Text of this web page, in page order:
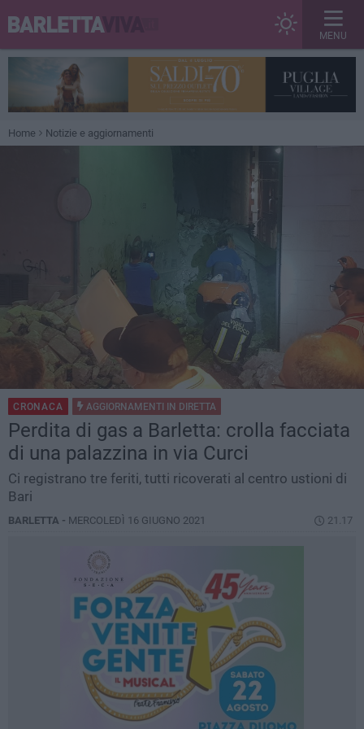
MENU
Home Notizie e aggiornamenti
CRONACA AGGIORNAMENTI IN DIRETTA
Perdita di gas a Barletta: crolla facciata
di una palazzina in via Curci
Ci registrano tre feriti, tutti ricoverati al centro ustioni di
Bari
BARLETTA - MERCOLEDÌ 16 GIUGNO 2021 21.17